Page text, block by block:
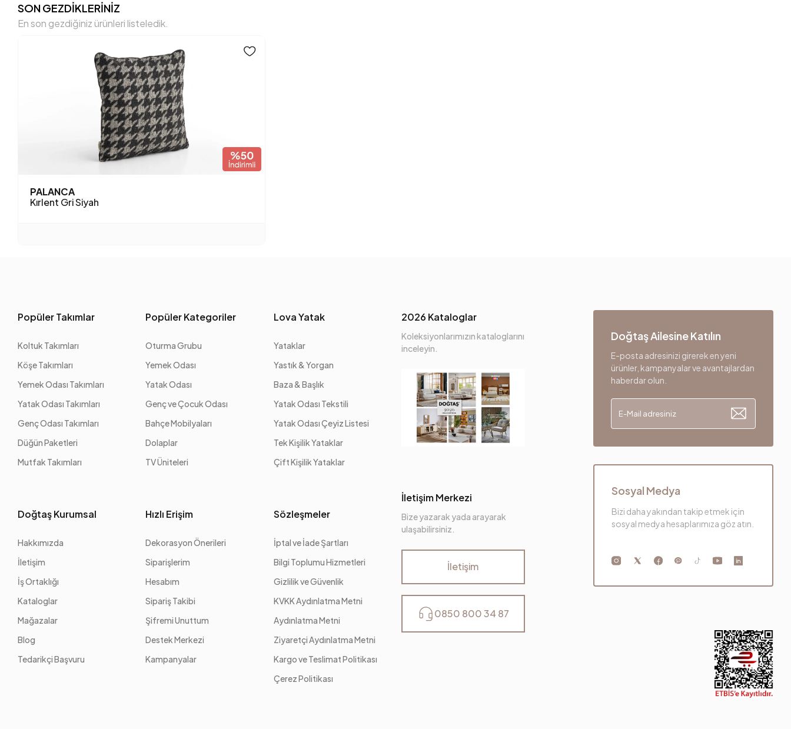
SON GEZDİKLERİNİZ
En son gezdiğiniz ürünleri listeledik.
PALANCA
Kırlent Gri Siyah
Popüler Takımlar
Koltuk Takımları
Köşe Takımları
Yemek Odası Takımları
Yatak Odası Takımları
Genç Odası Takımları
Düğün Paketleri
Mutfak Takımları
Popüler Kategoriler
Oturma Grubu
Yemek Odası
Yatak Odası
Genç ve Çocuk Odası
Bahçe Mobilyaları
Dolaplar
TV Üniteleri
Lova Yatak
Yataklar
Yastık & Yorgan
Baza & Başlık
Yatak Odası Tekstili
Yatak Odası Çeyiz Listesi
Tek Kişilik Yataklar
Çift Kişilik Yataklar
Doğtaş Kurumsal
Hakkımızda
İletişim
İş Ortaklığı
Kataloglar
Mağazalar
Blog
Tedarikçi Başvuru
Hızlı Erişim
Dekorasyon Önerileri
Siparişlerim
Hesabım
Sipariş Takibi
Şifremi Unuttum
Destek Merkezi
Kampanyalar
Sözleşmeler
İptal ve İade Şartları
Bilgi Toplumu Hizmetleri
Gizlilik ve Güvenlik
KVKK Aydınlatma Metni
Aydınlatma Metni
Ziyaretçi Aydınlatma Metni
Kargo ve Teslimat Politikası
Çerez Politikası
2026 Kataloglar
Koleksiyonlarımızın kataloglarını
inceleyin.
İletişim Merkezi
Bize yazarak yada arayarak
ulaşabilirsiniz.
İletişim
0850 800 34 87
Doğtaş Ailesine Katılın
E-posta adresinizi girerek en yeni
ürünler, kampanyalar ve avantajlardan
haberdar olun.
Sosyal Medya
Bizi daha yakından takip etmek için
sosyal medya hesaplarımıza göz atın.